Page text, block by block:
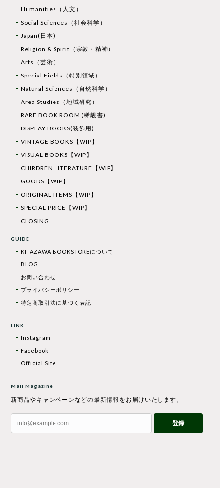
Humanities（人文）
Social Sciences（社会科学）
Japan(日本)
Religion & Spirit（宗教・精神）
Arts（芸術）
Special Fields（特別領域）
Natural Sciences（自然科学）
Area Studies（地域研究）
RARE BOOK ROOM (稀覯書)
DISPLAY BOOKS(装飾用)
VINTAGE BOOKS【WIP】
VISUAL BOOKS【WIP】
CHIRDREN LITERATURE【WIP】
GOODS【WIP】
ORIGINAL ITEMS【WIP】
SPECIAL PRICE【WIP】
CLOSING
GUIDE
KITAZAWA BOOKSTOREについて
BLOG
お問い合わせ
プライバシーポリシー
特定商取引法に基づく表記
LINK
Instagram
Facebook
Official Site
Mail Magazine
新商品やキャンペーンなどの最新情報をお届けいたします。
登録